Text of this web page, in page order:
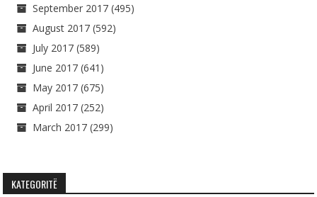
September 2017 (495)
August 2017 (592)
July 2017 (589)
June 2017 (641)
May 2017 (675)
April 2017 (252)
March 2017 (299)
KATEGORITË